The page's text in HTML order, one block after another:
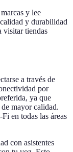
y lee
y durabilidad
visitar tiendas
a través de
por
ya que
mayor calidad.
en todas las áreas
con asistentes